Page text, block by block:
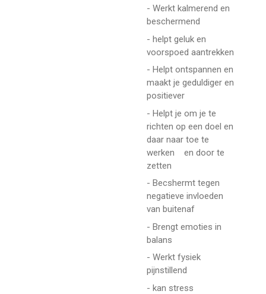
- Werkt kalmerend en
beschermend
- helpt geluk en
voorspoed aantrekken
- Helpt ontspannen en
maakt je geduldiger en
positiever
- Helpt je om je te
richten op een doel en
daar naar toe te
werken en door te
zetten
- Becshermt tegen
negatieve invloeden
van buitenaf
- Brengt emoties in
balans
- Werkt fysiek
pijnstillend
- kan stress